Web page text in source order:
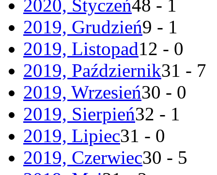
2020, Styczeń48 - 1
2019, Grudzień9 - 1
2019, Listopad12 - 0
2019, Październik31 - 7
2019, Wrzesień30 - 0
2019, Sierpień32 - 1
2019, Lipiec31 - 0
2019, Czerwiec30 - 5